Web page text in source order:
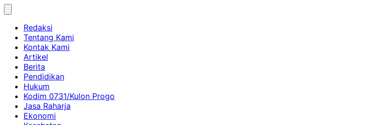
Skip
contentRedaksi
Tentang Kami
Kontak Kami
Artikel
Berita
Pendidikan
Hukum
Kodim 0731/Kulon Progo
Jasa Raharja
Ekonomi